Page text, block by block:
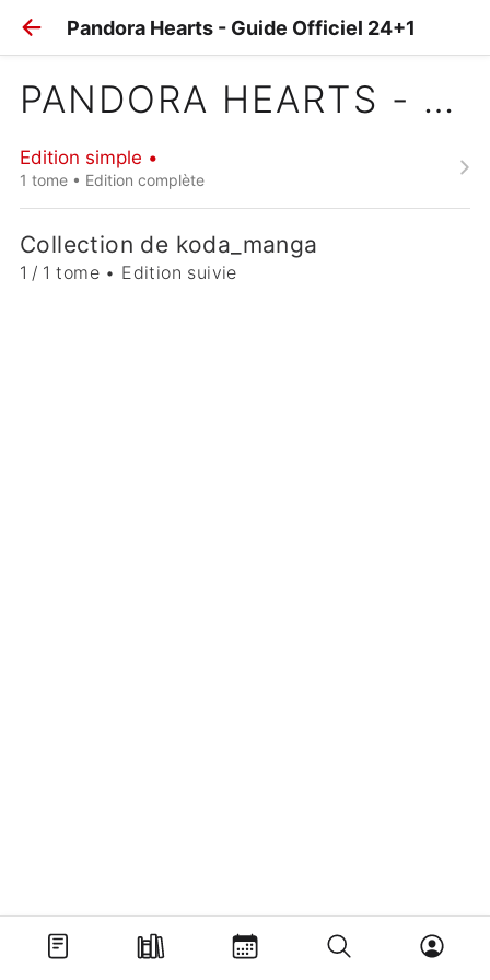
Pandora Hearts - Guide Officiel 24+1
PANDORA HEARTS - GUIDE OFFICIEL 24+1
Edition simple •
1 tome • Edition complète
Collection de koda_manga
1 / 1 tome • Edition suivie